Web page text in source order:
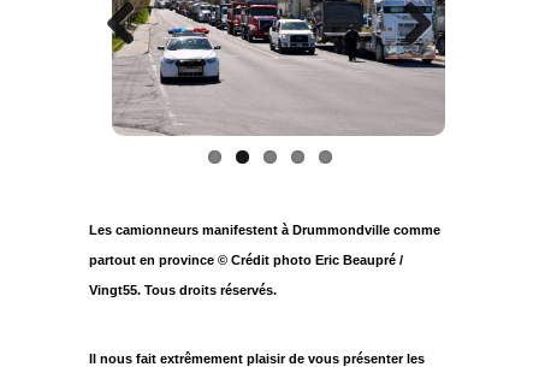
Previous Next
Les camionneurs manifestent à Drummondville comme
partout en province © Crédit photo Eric Beaupré /
Vingt55. Tous droits réservés.
Il nous fait extrêmement plaisir de vous présenter les